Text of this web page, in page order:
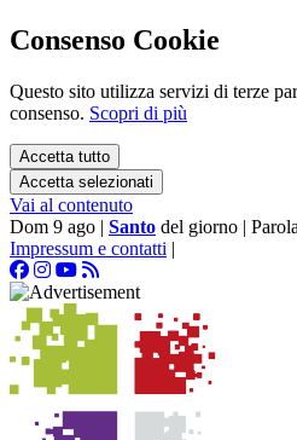
Consenso Cookie
Questo sito utilizza servizi di terze
consenso. Scopri di più
Accetta tutto
Accetta selezionati
Vai al contenuto
Dom 9 ago | Santo del giorno |
Impressum e contatti |